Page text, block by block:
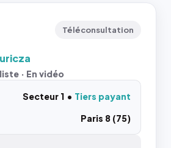
Téléconsultation
· En vidéo
Secteur 1
Tiers payant
Paris 8 (75)